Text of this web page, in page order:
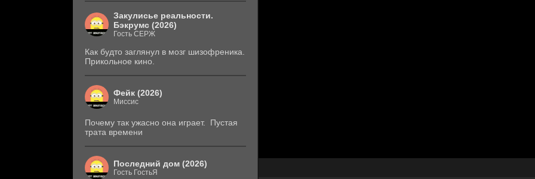
Закулисье реальности.
Бэкрумс (2026)
Гость СЕРЖ
Как будто заглянул в мозг шизофреника.
Прикольное кино.
Фейк (2026)
Миссис
Почему так ужасно она играет. Пустая
трата времени
Последний дом (2026)
Гость ГостьЯ